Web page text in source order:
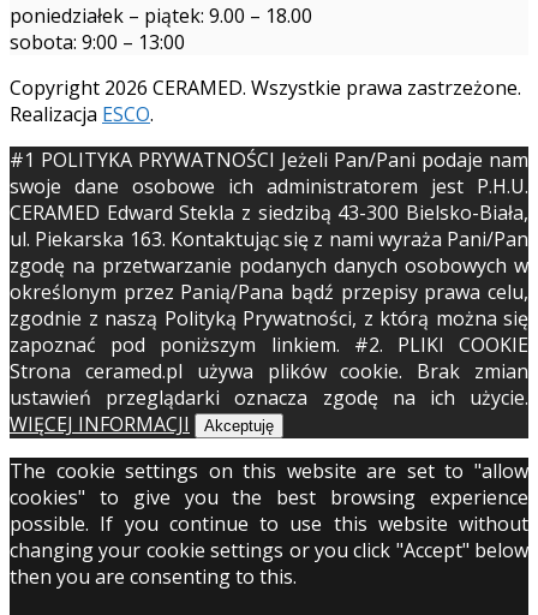
poniedziałek – piątek: 9.00 – 18.00
sobota: 9:00 – 13:00
Copyright 2026 CERAMED. Wszystkie prawa zastrzeżone.
Realizacja ESCO.
#1 POLITYKA PRYWATNOŚCI Jeżeli Pan/Pani podaje nam
swoje dane osobowe ich administratorem jest P.H.U.
CERAMED Edward Stekla z siedzibą 43-300 Bielsko-Biała,
ul. Piekarska 163. Kontaktując się z nami wyraża Pani/Pan
zgodę na przetwarzanie podanych danych osobowych w
określonym przez Panią/Pana bądź przepisy prawa celu,
zgodnie z naszą Polityką Prywatności, z którą można się
zapoznać pod poniższym linkiem. #2. PLIKI COOKIE
Strona ceramed.pl używa plików cookie. Brak zmian
ustawień przeglądarki oznacza zgodę na ich użycie.
WIĘCEJ INFORMACJI
Akceptuję
The cookie settings on this website are set to "allow
cookies" to give you the best browsing experience
possible. If you continue to use this website without
changing your cookie settings or you click "Accept" below
then you are consenting to this.